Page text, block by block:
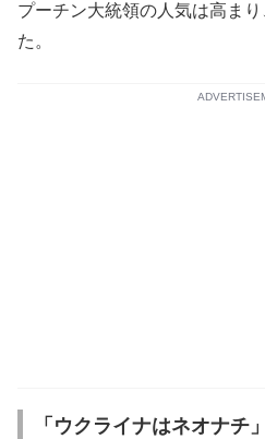
プーチン大統領の人気は高ま
た。
「ウクライナはネオナチ